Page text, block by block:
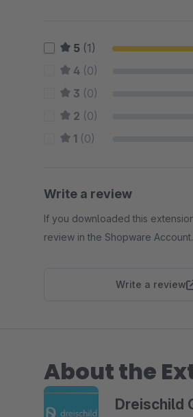
5 (1)
4 (0)
3 (0)
2 (0)
1 (0)
Write a review
If you downloaded this
review in the Shopware Account.
Write a review
About the
Dreischild